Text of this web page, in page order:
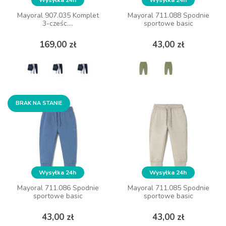
Mayoral 907.035 Komplet
3-cześc....
169,00 zł
Cena
ZOBACZ WIĘCEJ
Mayoral 907.035 Komplet
3-cześc....
169,00 zł
Cena
Mayoral 711.088 Spodnie
sportowe basic
43,00 zł
Cena
Mayoral 711.088 Spodnie
sportowe basic
43,00 zł
Cena
Wysyłka 24h
Mayoral 711.086 Spodnie
sportowe basic
43,00 zł
Cena
BRAK NA STANIE
Wysyłka 24h
Mayoral 711.086 Spodnie
sportowe basic
43,00 zł
Cena
BRAK NA STANIE
Wysyłka 24h
Mayoral 711.085 Spodnie
sportowe basic
43,00 zł
Cena
Wysyłka 24h
Mayoral 711.085 Spodnie
sportowe basic
43,00 zł
Cena